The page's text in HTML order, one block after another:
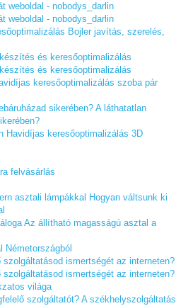
weboldal - nobodys_darlin
weboldal - nobodys_darlin
Bojler javítás, szerelés,
és keresőoptimalizálás
és keresőoptimalizálás
keresőoptimalizálás szoba pár
sikerében? A láthatatlan
Havidíjas keresőoptimalizálás 3D
felvásárlás
asztali lámpákkal Hogyan váltsunk ki
Az állítható magasságú asztal a
Németországból
ismertségét az interneten?
ismertségét az interneten?
világa
szolgáltatót? A székhelyszolgáltatás